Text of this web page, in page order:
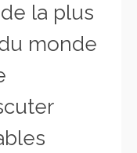
la plus
monde